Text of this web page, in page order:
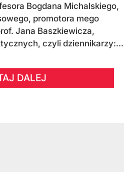
Bogdana Michalskiego,
promotora mego
Jana Baszkiewicza,
czyli dziennikarzy:...
DALEJ